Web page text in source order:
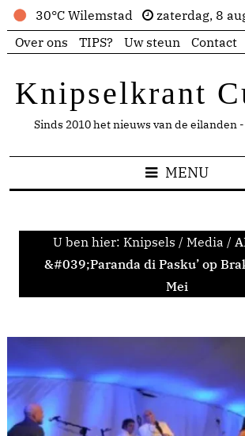
30°C Wilemstad
zaterdag, 8
Over ons
TIPS? Uw steun Contact
Knipselkrant
Sinds 2010 het nieuws van de eilanden
MENU
U ben hier: Knipsels / Media /
&#039;Paranda di Pasku’ op
Mei